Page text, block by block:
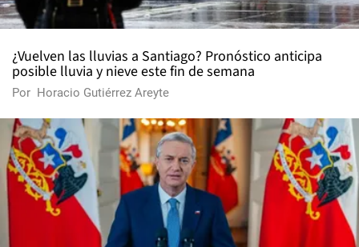
¿Vuelven las lluvias a Santiago? Pronóstico anticipa
posible lluvia y nieve este fin de semana
Por Horacio Gutiérrez Areyte